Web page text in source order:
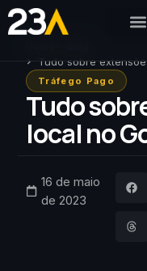
Tudo sobre
Tráfego Pago
Tudo
local no
16 de maio
de 2023